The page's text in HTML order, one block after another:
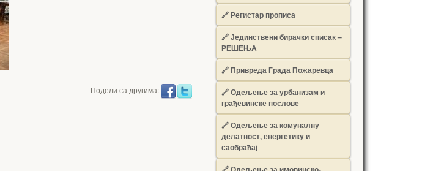
Подели са другима:
🔗Регистар прописа
🔗Јединствени бирачки списак –
РЕШЕЊА
🔗Привреда Града Пожаревца
🔗Одељење за урбанизам и
грађевинске послове
🔗Одељење за комуналну
делатност, енергетику и
саобраћај